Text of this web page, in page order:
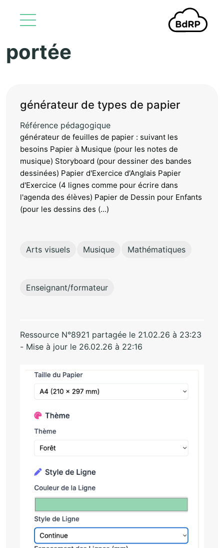
portée
générateur de types de papier
Référence pédagogique
générateur de feuilles de papier : suivant les
besoins Papier à Musique (pour les notes de
musique) Storyboard (pour dessiner des bandes
dessinées) Papier d'Exercice d'Anglais Papier
d'Exercice (4 lignes comme pour écrire dans
l'agenda des élèves) Papier de Dessin pour Enfants
(pour les dessins des (...)
Arts visuels Musique Mathématiques
Enseignant/formateur
Ressource N°8921 partagée le 21.02.26 à 23:23
- Mise à jour le 26.02.26 à 22:16